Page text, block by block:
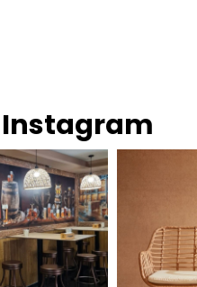
Instagram